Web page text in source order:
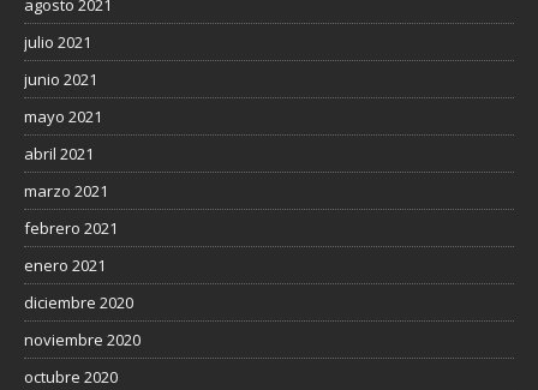
agosto 2021
julio 2021
junio 2021
mayo 2021
abril 2021
marzo 2021
febrero 2021
enero 2021
diciembre 2020
noviembre 2020
octubre 2020